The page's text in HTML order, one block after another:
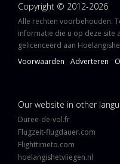
Copyright © 2012-2026
Alle rechten voorbehouden.
informatie die u op deze site
gelicenceerd aan
Voorwaarden
Adverteren
Our website in other
Duree-de-vol.fr
Flugzeit-flugdauer.com
Flighttimeto.com
hoelangishetvliegen.nl